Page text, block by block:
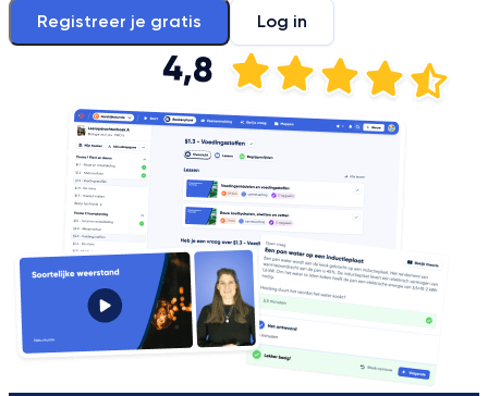
Registreer je gratis Log in